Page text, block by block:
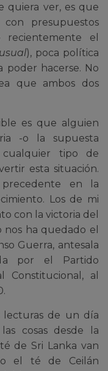
quiera ver, es que
presupuestos
el
), poca política
poder hacerse. No
que ambos dos
es que alguien
-o la supuesta
cualquier tipo de
esta situación.
en la
Los de mi
con la victoria del
nos ha quedado el
Guerra, antesala
por el Partido
Constitucional, al
lecturas de un día
cosas desde la
de Sri Lanka van
el té de Ceilán